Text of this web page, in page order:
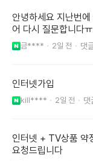
안녕하세요 지난번
어 다시 질문합니다
금**** 2일 전
인터넷가입
kill**** 2일 전
인터넷 + TV상품 약
요청드립니다